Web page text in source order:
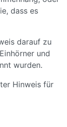
dass es
darauf zu
und
wurden.
Hinweis für